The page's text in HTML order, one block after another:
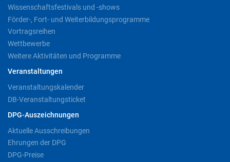
Wissenschaftsfestivals und -shows
Förder-, Fort- und Weiterbildungsprogramme
Vortragsreihen
Wettbewerbe
Weitere Aktivitäten und Programme
Veranstaltungen
Veranstaltungskalender
DB-Veranstaltungsticket
DPG-Auszeichnungen
Aktuelle Ausschreibungen
Ehrungen der DPG
DPG-Preise